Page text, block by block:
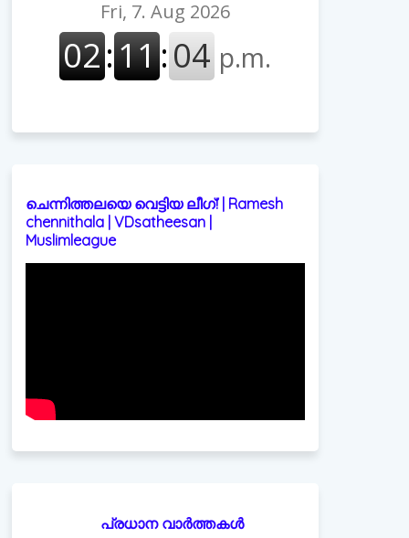
ചെന്നിത്തലയെ വെട്ടിയ ലീഗ്! | Ramesh
chennithala | VDsatheesan |
Muslimleague
പ്രധാന വാർത്തകൾ